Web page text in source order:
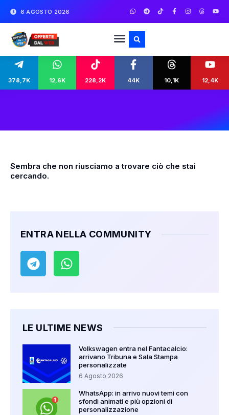
6 AGOSTO 2026
378,7K 12,6K 228,2K 44K 10,1K 12,4K
Sembra che non riusciamo a trovare ciò che stai
cercando.
ENTRA NELLA COMMUNITY
LE ULTIME NEWS
Volkswagen entra nel Fantacalcio:
arrivano Tribuna e Sala Stampa
personalizzate
6 Agosto 2026
WhatsApp: in arrivo nuovi temi con
sfondi animati e più opzioni di
personalizzazione